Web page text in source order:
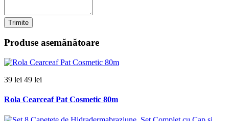
Trimite
Produse asemănătoare
39 lei 49 lei
Rola Cearceaf Pat Cosmetic 80m